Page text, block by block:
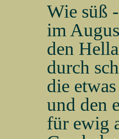
Wie süß
im
den
durch
die
und den
für ewig